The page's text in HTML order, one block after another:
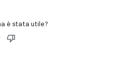
è stata utile?